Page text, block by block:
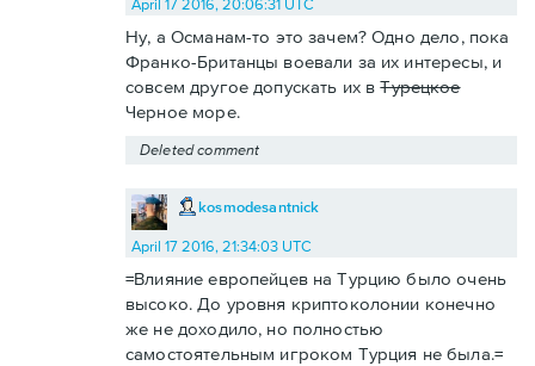
April 17 2016, 20:06:31 UTC
Ну, а Османам-то это зачем? Одно дело, пока
Франко-Британцы воевали за их интересы, и
совсем другое допускать их вТурецкое
Черное море.
Deleted comment
kosmodesantnick
April 17 2016, 21:34:03 UTC
=Влияние европейцев на Турцию было очень
высоко. До уровня криптоколонии конечно
же не доходило, но полностью
самостоятельным игроком Турция не была.=